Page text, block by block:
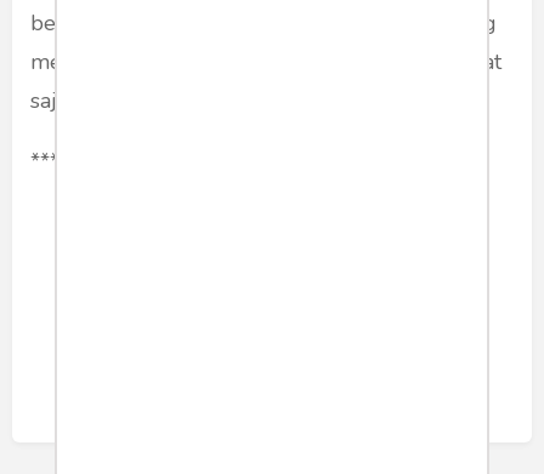
belas kasih Jokowi usai perlawanan sengit yang
mereka sajikan saat kontestasi Pilpres? Kita lihat
saja nanti, semua kemungkinan terbuka lebar.
***